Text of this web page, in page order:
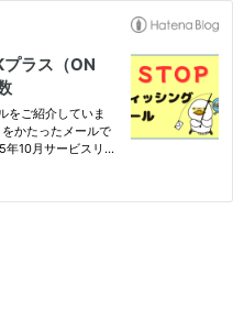
プラス（ON
をご紹介していま
かたったメールで
10月サービスリニ